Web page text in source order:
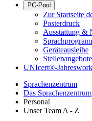
PC-Pool
Zur Startseite
Posterdruck
Ausstattung &
Geräteausleihe
UNIcert®-
Sprachenzentrum
Das Sprachenzentrum
Personal
Unser Team A - Z